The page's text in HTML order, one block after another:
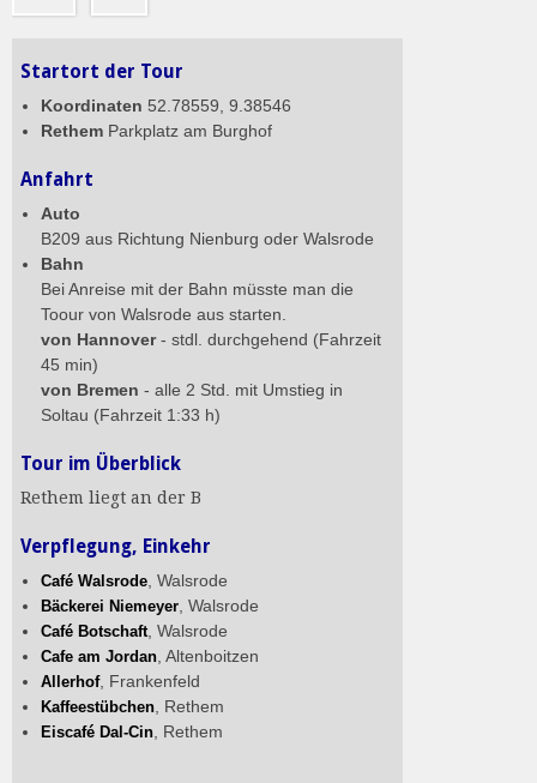
Startort der Tour
Koordinaten 52.78559, 9.38546
RethemParkplatz am Burghof
Anfahrt
Auto
B209 aus Richtung Nienburg oder Walsrode
Bahn
Bei Anreise mit der Bahn müsste man die
Toour von Walsrode aus starten.
von Hannover- stdl. durchgehend (Fahrzeit
45 min)
von Bremen - alle 2 Std. mit Umstieg in
Soltau (Fahrzeit 1:33 h)
Tour im Überblick
Rethem liegt an der B
Verpflegung, Einkehr
Café Walsrode, Walsrode
Bäckerei Niemeyer, Walsrode
Café Botschaft, Walsrode
Cafe am Jordan, Altenboitzen
Allerhof, Frankenfeld
Kaffeestübchen, Rethem
Eiscafé Dal-Cin, Rethem